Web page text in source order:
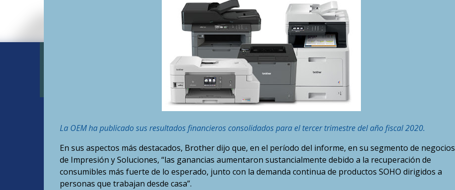
La OEM ha publicado sus resultados financieros consolidados para el tercer trimestre del año fiscal 2020.
En sus aspectos más destacados, Brother dijo que, en el período del informe, en su segmento de negocios
de Impresión y Soluciones, “las ganancias aumentaron sustancialmente debido a la recuperación de
consumibles más fuerte de lo esperado, junto con la demanda continua de productos SOHO dirigidos a
personas que trabajan desde casa”.